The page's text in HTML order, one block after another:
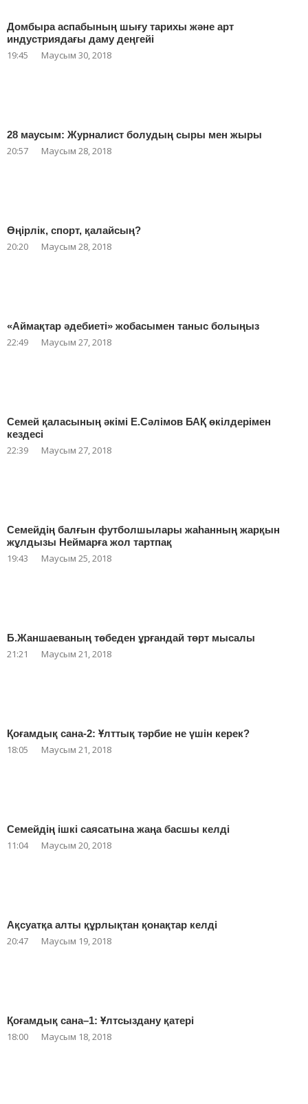
Домбыра аспабының шығу тарихы және арт
индустриядағы даму деңгейі
19:45 Маусым 30, 2018
28 маусым: Журналист болудың сыры мен жыры
20:57 Маусым 28, 2018
Өңірлік, спорт, қалайсың?
20:20 Маусым 28, 2018
«Аймақтар әдебиеті» жобасымен таныс болыңыз
22:49 Маусым 27, 2018
Семей қаласының әкімі Е.Сәлімов БАҚ өкілдерімен
кездесі
22:39 Маусым 27, 2018
Семейдің балғын футболшылары жаһанның жарқын
жұлдызы Неймарға жол тартпақ
19:43 Маусым 25, 2018
Б.Жаншаеваның төбеден ұрғандай төрт мысалы
21:21 Маусым 21, 2018
Қоғамдық сана-2: Ұлттық тәрбие не үшін керек?
18:05 Маусым 21, 2018
Семейдің ішкі саясатына жаңа басшы келді
11:04 Маусым 20, 2018
Ақсуатқа алты құрлықтан қонақтар келді
20:47 Маусым 19, 2018
Қоғамдық сана–1: Ұлтсыздану қатері
18:00 Маусым 18, 2018